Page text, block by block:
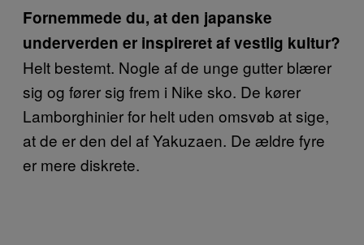
Fornemmede du, at den japanske
underverden er inspireret af vestlig kultur?
Helt bestemt. Nogle af de unge gutter blærer
sig og fører sig frem i Nike sko. De kører
Lamborghinier for helt uden omsvøb at sige,
at de er den del af Yakuzaen. De ældre fyre
er mere diskrete.